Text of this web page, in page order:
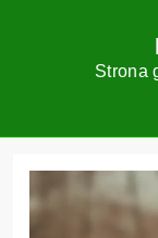
Strona
content